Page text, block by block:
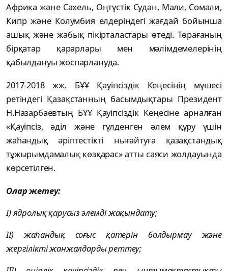
Африка және Сахель, Оңтүстік Судан, Мали, Сомали,
Кипр және Колумбия елдеріндегі жағдай бойынша
ашық және жабық пікірталастары өтеді. Төрағаның
бірқатар қарарлары мен мәлімдемелерінің
қабылдануы жоспарлануда.
2017-2018 жж. БҰҰ Қауіпсіздік Кеңесінің мүшесі
ретіндегі Қазақстанның басымдықтары Президент
Н.Назарбаевтың БҰҰ Қауіпсіздік Кеңесіне арналған
«Қауіпсіз, әділ және гүлденген әлем құру үшін
жаһандық әріптестікті нығайтуға қазақстандық
тұжырымдамалық көзқарас» атты саяси жолдауында
көрсетілген.
Олар жетеу:
I) ядролық қарусыз әлемді жақындату;
II) жаһандық соғыс қатерін болдырмау және
жергілікті жанжалдарды реттеу;